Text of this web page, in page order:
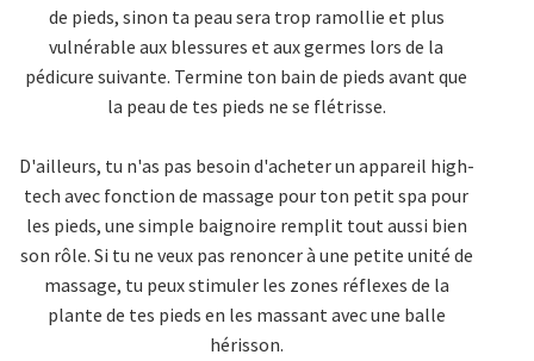
de pieds, sinon ta peau sera trop ramollie et plus
vulnérable aux blessures et aux germes lors de la
pédicure suivante. Termine ton bain de pieds avant que
la peau de tes pieds ne se flétrisse.
D'ailleurs, tu n'as pas besoin d'acheter un appareil high-
tech avec fonction de massage pour ton petit spa pour
les pieds, une simple baignoire remplit tout aussi bien
son rôle. Si tu ne veux pas renoncer à une petite unité de
massage, tu peux stimuler les zones réflexes de la
plante de tes pieds en les massant avec une balle
hérisson.